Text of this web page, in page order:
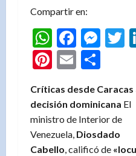
Compartir en:
Pinterest
Email
Críticas desde Caracas
decisión dominicana El
ministro de Interior de
Venezuela, Diosdado
Cabello, calificó de